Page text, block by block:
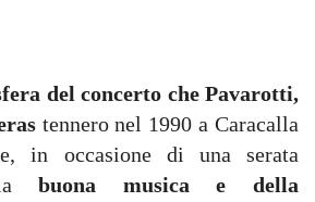
del concerto che Pavarotti,
tennero nel 1990 a Caracalla
in occasione di una serata
buona musica e della